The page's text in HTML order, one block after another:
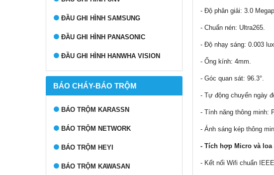
ĐẦU GHI HÌNH SAMSUNG
ĐẦU GHI HÌNH PANASONIC
ĐẦU GHI HÌNH HANWHA VISION
BÁO CHÁY-BÁO TRỘM
BÁO TRỘM KARASSN
BÁO TRỘM NETWORK
BÁO TRỘM HEYI
BÁO TRỘM KAWASAN
- Độ phân giải: 3.0
- Chuẩn nén: Ultra265.
- Độ nhạy sáng: 0.003 lux.
- Ống kính: 4mm.
- Góc quan sát: 96.3°.
- Tự động chuyển ngày
- Tính năng thông minh:
- Ánh sáng kép thông
- Tích hợp Micro và loa
- Kết nối Wifi chuẩn